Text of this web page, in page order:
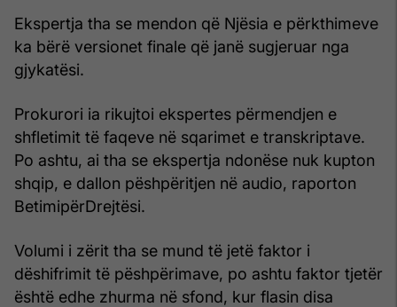
Ekspertja tha se mendon që Njësia e përkthimeve
ka bërë versionet finale që janë sugjeruar nga
gjykatësi.
Prokurori ia rikujtoi ekspertes përmendjen e
shfletimit të faqeve në sqarimet e transkriptave.
Po ashtu, ai tha se ekspertja ndonëse nuk kupton
shqip, e dallon pëshpëritjen në audio, raporton
BetimipërDrejtësi.
Volumi i zërit tha se mund të jetë faktor i
dëshifrimit të pëshpërimave, po ashtu faktor tjetër
është edhe zhurma në sfond, kur flasin disa